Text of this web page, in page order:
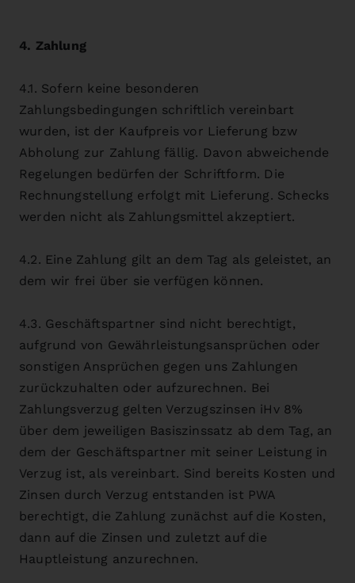
4. Zahlung
4.1. Sofern keine besonderen
Zahlungsbedingungen schriftlich vereinbart
wurden, ist der Kaufpreis vor Lieferung bzw
Abholung zur Zahlung fällig. Davon abweichende
Regelungen bedürfen der Schriftform. Die
Rechnungstellung erfolgt mit Lieferung. Schecks
werden nicht als Zahlungsmittel akzeptiert.
4.2. Eine Zahlung gilt an dem Tag als geleistet, an
dem wir frei über sie verfügen können.
4.3. Geschäftspartner sind nicht berechtigt,
aufgrund von Gewährleistungsansprüchen oder
sonstigen Ansprüchen gegen uns Zahlungen
zurückzuhalten oder aufzurechnen. Bei
Zahlungsverzug gelten Verzugszinsen iHv 8%
über dem jeweiligen Basiszinssatz ab dem Tag, an
dem der Geschäftspartner mit seiner Leistung in
Verzug ist, als vereinbart. Sind bereits Kosten und
Zinsen durch Verzug entstanden ist PWA
berechtigt, die Zahlung zunächst auf die Kosten,
dann auf die Zinsen und zuletzt auf die
Hauptleistung anzurechnen.